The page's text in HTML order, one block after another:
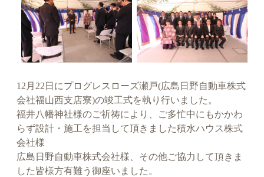
12月22日にプログレスローズ瀬戸(広島日野自動車株式
会社福山西支店寮)の竣工式を執り行いました。
福井八幡神社様のご祈祷により、ご多忙中にもかかわ
らず設計・施工を担当して頂きました積水ハウス株式
会社様
広島日野自動車株式会社様、その他ご協力して頂きま
した皆様方有難う御座いました。